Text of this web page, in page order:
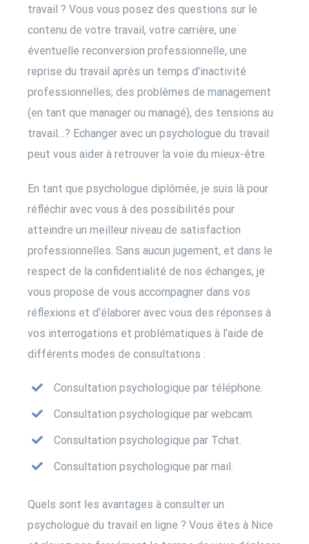
travail ? Vous vous posez des questions sur le
contenu de votre travail, votre carrière, une
éventuelle reconversion professionnelle, une
reprise du travail après un temps d’inactivité
professionnelles, des problèmes de management
(en tant que manager ou managé), des tensions au
travail…? Echanger avec un psychologue du travail
peut vous aider à retrouver la voie du mieux-être.
En tant que psychologue diplômée, je suis là pour
réfléchir avec vous à des possibilités pour
atteindre un meilleur niveau de satisfaction
professionnelles. Sans aucun jugement, et dans le
respect de la confidentialité de nos échanges, je
vous propose de vous accompagner dans vos
réflexions et d’élaborer avec vous des réponses à
vos interrogations et problématiques à l’aide de
différents modes de consultations :
Consultation psychologique par téléphone.
Consultation psychologique par webcam.
Consultation psychologique par Tchat.
Consultation psychologique par mail.
Quels sont les avantages à consulter un
psychologue du travail en ligne ? Vous êtes à Nice